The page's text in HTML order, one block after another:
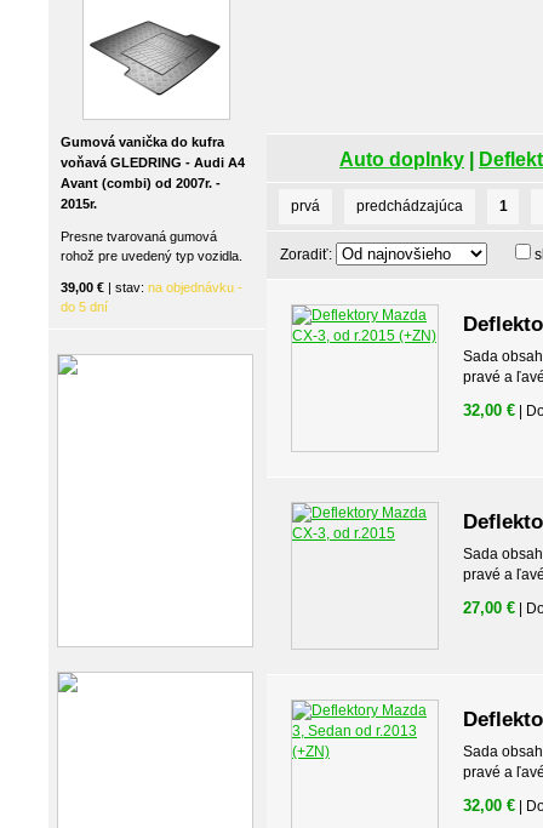
Gumová vanička do kufra
voňavá GLEDRING - Audi A4
Avant (combi) od 2007r. -
2015r.
Presne tvarovaná gumová
rohož pre uvedený typ vozidla.
39,00 € | stav: na objednávku -
do 5 dní
Auto doplnky
prvá predchádzajúca 1
Zoradiť:
Sada
pravé a
32,00 € |
Sada
pravé a
27,00 € |
Sada
pravé a
32,00 € |